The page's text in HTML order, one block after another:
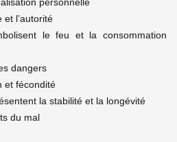
l’autorité
le feu et la consommation
dangers
et fécondité
la stabilité et la longévité
du mal